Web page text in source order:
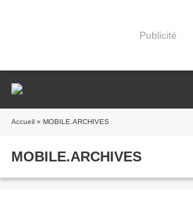
Publicité
Accueil » MOBILE.ARCHIVES
MOBILE.ARCHIVES